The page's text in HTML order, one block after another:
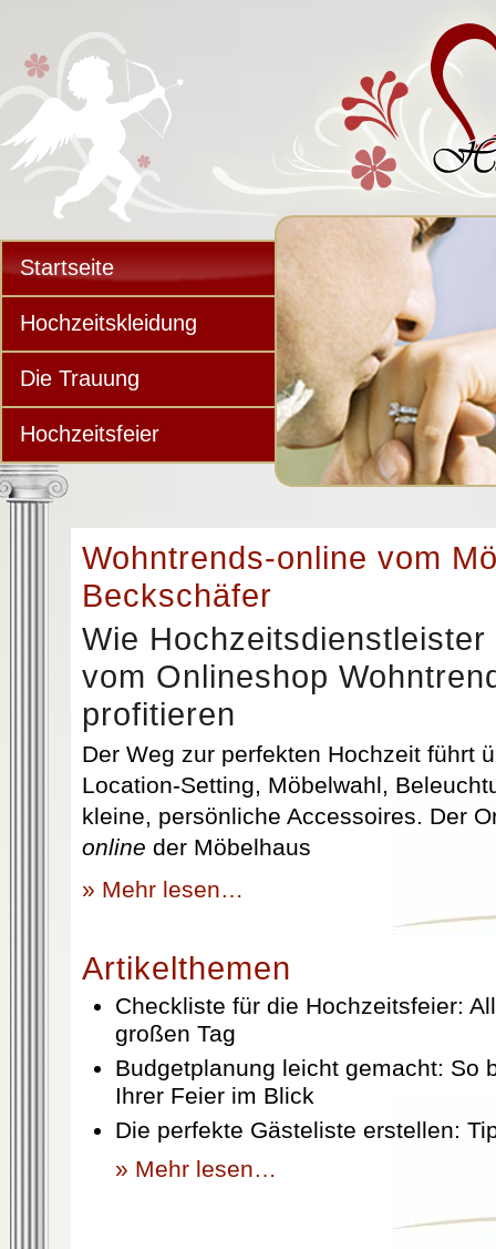
Startseite
Hochzeitskleidung
Die Trauung
Hochzeitsfeier
Wohntrends-online vom
Beckschäfer
Wie
vom Onlineshop
profitieren
Der Weg zur perfekten Hochzeit führt
Location-Setting, Möbelwahl,
kleine, persönliche Accessoires. Der
online der Möbelhaus
» Mehr lesen…
Artikelthemen
Checkliste für die Hochzeitsfeier:
großen Tag
Budgetplanung leicht gemacht: So
Ihrer Feier im Blick
Die perfekte Gästeliste erstellen:
» Mehr lesen…